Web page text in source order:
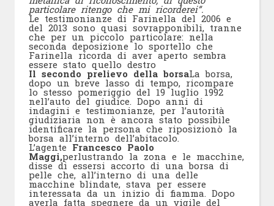
particolare ritengo che mi ricorderei”.
Le testimonianze di Farinella del 2006 e
del 2013 sono quasi sovrapponibili, tranne
che per un piccolo particolare: nella
seconda deposizione lo sportello che
Farinella ricorda di aver aperto sembra
essere stato quello destro
Il secondo prelievo della borsaLa borsa,
dopo un breve lasso di tempo, ricompare
lo stesso pomeriggio del 19 luglio 1992
nell’auto del giudice. Dopo anni di
indagini e testimonianze, per l’autorità
giudiziaria non è ancora stato possibile
identificare la persona che riposizionò la
borsa all’interno dell’abitacolo.
L’agente Francesco Paolo
Maggi,perlustrando la zona e le macchine,
disse di essersi accorto di una borsa di
pelle che, all’interno di una delle
macchine blindate, stava per essere
interessata da un inizio di fiamma. Dopo
averla fatta spegnere da un vigile del